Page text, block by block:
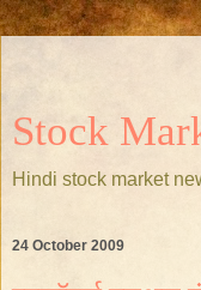
Stock
Hindi stock market
24 October 2009